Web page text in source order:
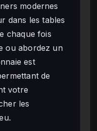
modernes
dans les tables
chaque fois
ou abordez un
est
de
votre
les